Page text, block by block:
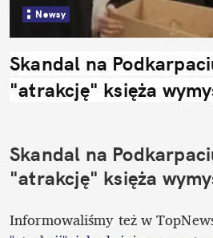
Newsy
Skandal na
"atrakcję" księża
Skandal na
"atrakcję" księża